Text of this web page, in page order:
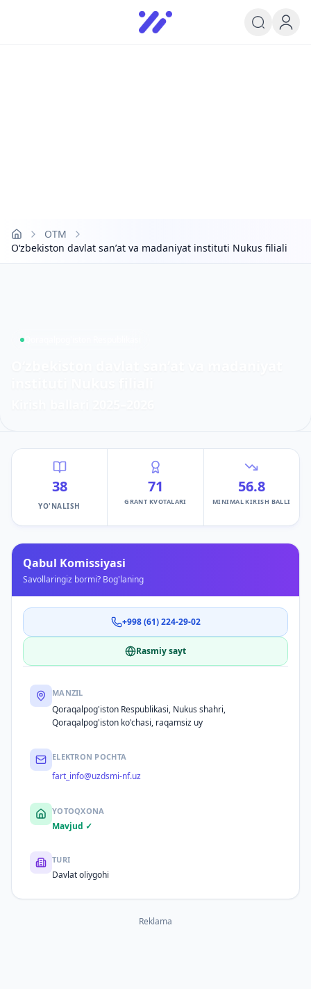
Infoedu
Ta&#039;lim xabarlari va
OTM
O‘zbekiston davlat sanʼat va madaniyat instituti Nukus filiali
38
YO'NALISH
71
GRANT KVOTALARI
56.8
MINIMAL KIRISH BALLI
Qabul Komissiyasi
Savollaringiz bormi? Bog'laning
+998 (61) 224-29-02
Rasmiy sayt
MANZIL
Qoraqalpog'iston Respublikasi, Nukus shahri,
Qoraqalpog'iston ko'chasi, raqamsiz uy
ELEKTRON POCHTA
fart_info@uzdsmi-nf.uz
YOTOQXONA
Mavjud ✓
TURI
Davlat oliygohi
Reklama